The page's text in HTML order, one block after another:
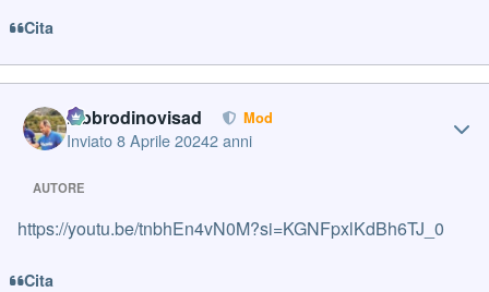
Cita
labbrodinovisad Mod
Inviato8 Aprile 20242 anni
AUTORE
https://youtu.be/tnbhEn4vN0M?si=KGNFpxlKdBh6TJ_0
Cita